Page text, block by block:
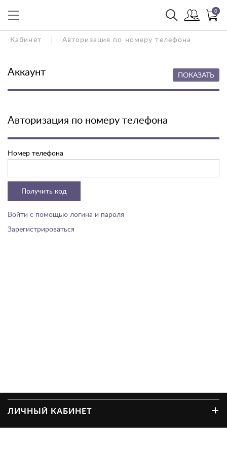
0
Кабинет Авторизация по номеру телефона
Аккаунт ПОКАЗАТЬ
Авторизация по номеру телефона
Номер телефона
Получить код
Войти с помощью логина и пароля
Зарегистрироваться
ЛИЧНЫЙ КАБИНЕТ